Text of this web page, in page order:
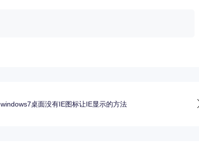
windows7桌面没有IE图标让IE显示的方法